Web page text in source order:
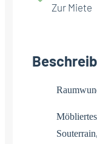
Zur Miete